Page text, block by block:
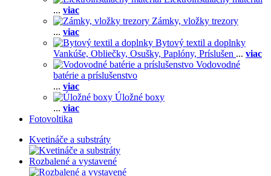
... viac
Zámky, vložky trezory
... viac
Bytový textil a doplnky
Vankúše, Obliečky, Osušky, Paplóny, Príslušen ... viac
Vodovodné
batérie a príslušenstvo
... viac
Úložné boxy
... viac
Fotovoltika
Kvetináče a substráty
Rozbalené a vystavené